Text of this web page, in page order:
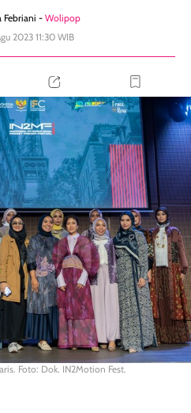
Febriani - Wolipop
2023 11:30 WIB
Foto: Dok. IN2Motion Fest.